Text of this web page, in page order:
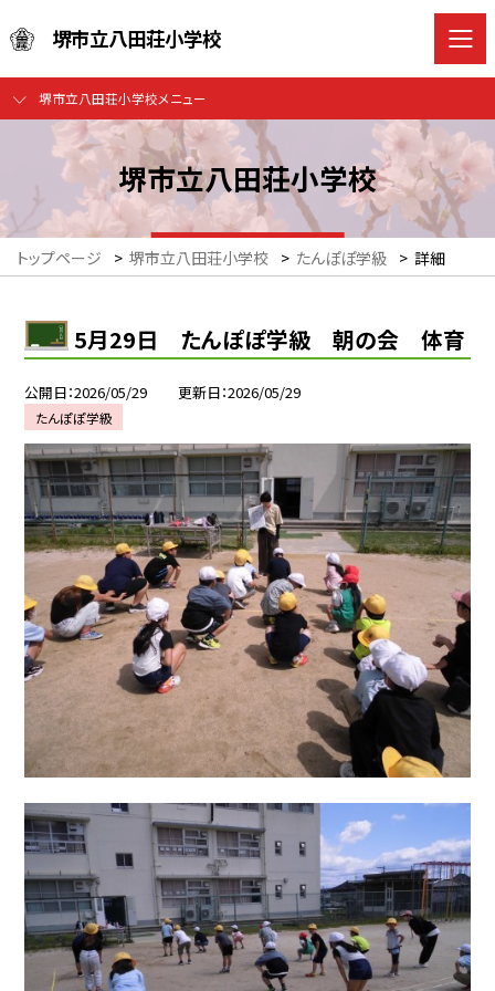
堺市立八田荘小学校
堺市立八田荘小学校メニュー
堺市立八田荘小学校
トップページ > 堺市立八田荘小学校 > たんぽぽ学級 > 詳細
5月29日 たんぽぽ学級 朝の会 体育
公開日 2026/05/29 更新日 2026/05/29
たんぽぽ学級